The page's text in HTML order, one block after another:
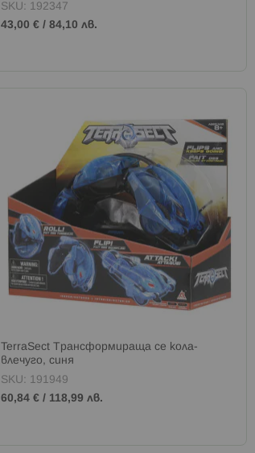
SKU: 192347
43,00 € /84,10 лв.
TerraSect Трансформираща се кола-
влечуго, синя
SKU: 191949
60,84 € / 118,99 лв.